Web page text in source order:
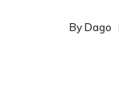
ByDago